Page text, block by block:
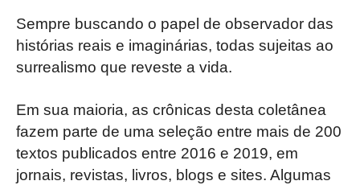
Sempre buscando o papel de observador das
histórias reais e imaginárias, todas sujeitas ao
surrealismo que reveste a vida.
Em sua maioria, as crônicas desta coletânea
fazem parte de uma seleção entre mais de 200
textos publicados entre 2016 e 2019, em
jornais, revistas, livros, blogs e sites. Algumas